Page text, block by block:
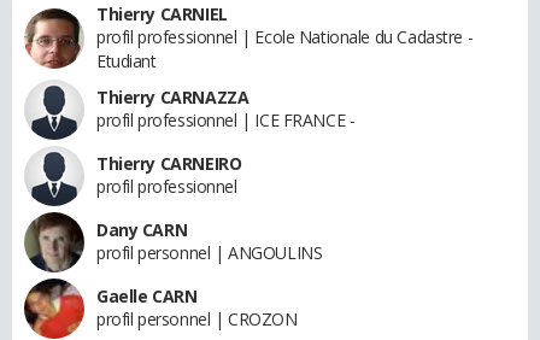
Thierry CARNIEL
profil professionnel | Ecole Nationale du Cadastre -
Etudiant
Thierry CARNAZZA
profil professionnel | ICE FRANCE -
Thierry CARNEIRO
profil professionnel
Dany CARN
profil personnel | ANGOULINS
Gaelle CARN
profil personnel | CROZON